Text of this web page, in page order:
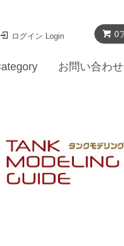
0
ログイン Login
お問い合わ